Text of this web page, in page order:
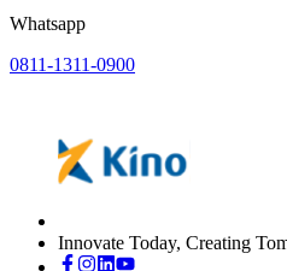
Whatsapp
0811-1311-0900
Innovate Today, Creating